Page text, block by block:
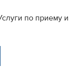
по приему и